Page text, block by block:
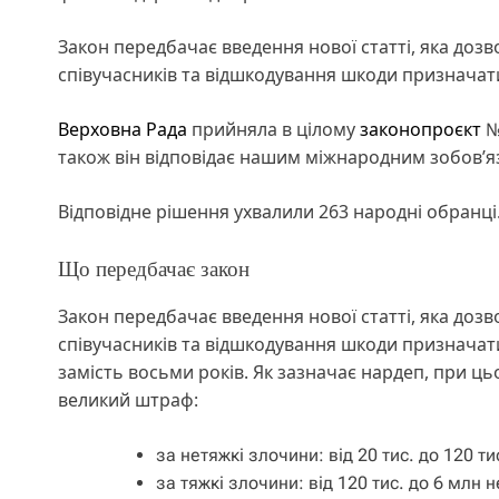
Закон передбачає введення нової статті, яка
співучасників та відшкодування шкоди
Верховна Рада прийняла в ціломузаконопроєкт
також він відповідає нашим міжнародним
Відповідне рішення ухвалили 263 народні
Що передбачає закон
Закон передбачає введення нової статті, яка
співучасників та відшкодування шкоди
замість восьми років. Як зазначає нардеп, при
великий штраф:
за нетяжкі злочини: від 20 тис. до 120
за тяжкі злочини: від 120 тис. до 6 млн